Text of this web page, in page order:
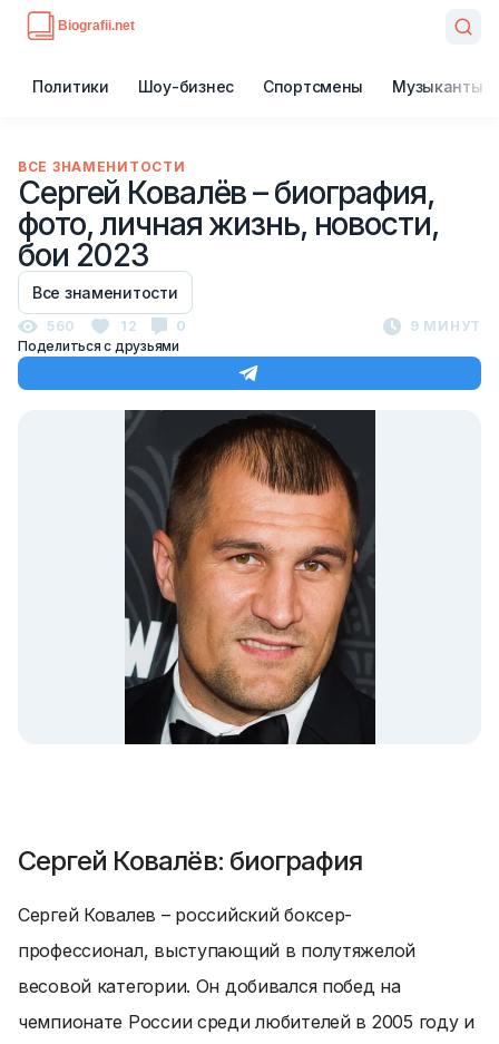
Политики Шоу-бизнес Спортсмены Музыканты
ВСЕ ЗНАМЕНИТОСТИ
Сергей Ковалёв – биография,
фото, личная жизнь, новости,
бои 2023
Все знаменитости
560 12 0
9 МИНУТ
Поделиться с друзьями
Сергей Ковалёв: биография
Сергей Ковалев – российский боксер-
профессионал, выступающий в полутяжелой
весовой категории. Он добивался побед на
чемпионате России среди любителей в 2005 году и